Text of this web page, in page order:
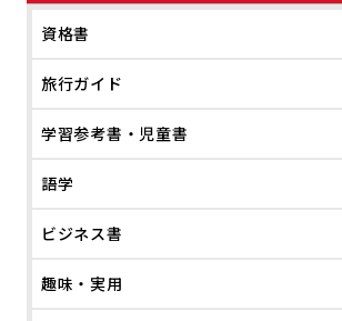
資格書
旅行ガイド
学習参考書・児童書
語学
ビジネス書
趣味・実用